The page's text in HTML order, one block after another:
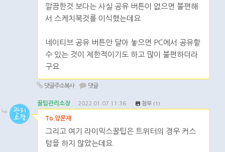
깔끔한것 보다는 사실 공유 버튼이 없으면 불편해
서 스케치북것를 이식했는데요.
네이티브 공유 버튼만 달아 놓으면 PC에서 공유할
수 있는 것이 제한적이기도 하고 많이 불편하더라
구요.
댓글주소복사 댓글
꿀팁관리소장 2022.01.07 11:36 첨부 (1)
To.앙문재
그리고 여기 라이믹스꿀팁은 트위터의 경우 커스
텀을 하지 않았는데요.